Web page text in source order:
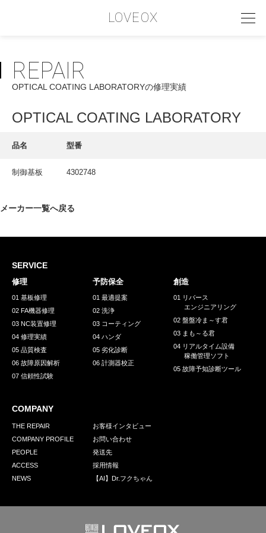
LOVEOX
PHILOSOPHY
フィロソフィー
COMPANY PROFILE
INTERVIEW
採用情報
GREEN CHALLENGE
環境への取り組み
お問い合わせ 発送先
REPAIR
OPTICAL COATING LABORATORYの修理実績
OPTICAL COATING LABORATORY
品名 型番
制御基板 4302748
メーカー一覧へ戻る
SERVICE
修理
01 基板修理
02 FA機器修理
03 NC装置修理
04 修理実績
05 品質検査
06 故障原因解析
07 信頼性試験
予防保全
01 最適提案
02 洗浄
03 コーティング
04 ハンダ
05 劣化診断
06 計測器校正
創造
01 リバース
エンジニアリング
02 盤盤冷ま～す君
03 まも～る君
04 リアルタイム設備
稼働管理ソフト
05 故障予知診断ツール
COMPANY
THE REPAIR
COMPANY PROFILE
PEOPLE
ACCESS
NEWS
お客様インタビュー
お問い合わせ
発送先
採用情報
【AI】Dr.フクちゃん